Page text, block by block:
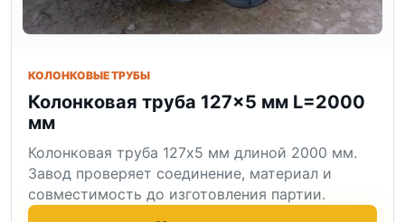
КОЛОНКОВЫЕ ТРУБЫ
Колонковая труба 127×5 мм L=2000
мм
Колонковая труба 127x5 мм длиной 2000 мм.
Завод проверяет соединение, материал и
совместимость до изготовления партии.